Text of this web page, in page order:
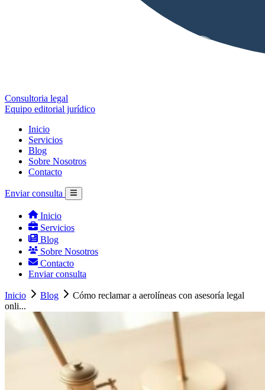
Consultoria legal
Equipo editorial jurídico
Inicio
Servicios
Blog
Sobre Nosotros
Contacto
Enviar consulta
Inicio
Servicios
Blog
Sobre Nosotros
Contacto
Enviar consulta
Inicio Blog
Cómo reclamar a aerolíneas con asesoría legal
onli...